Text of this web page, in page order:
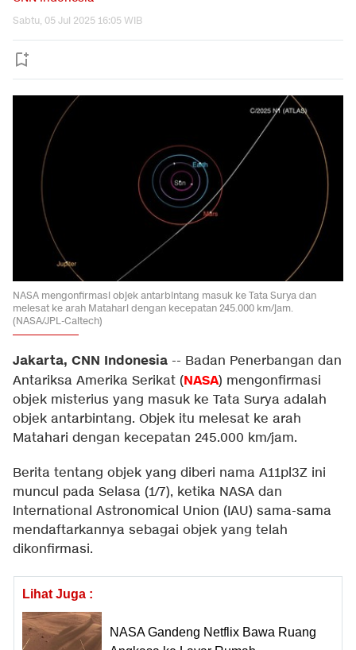
Sabtu, 05 Jul 2025 16:05 WIB
NASA mengonfirmasi objek antarbintang masuk ke Tata Surya dan
melesat ke arah Matahari dengan kecepatan 245.000 km/jam.
(NASA/JPL-Caltech)
Jakarta, CNN Indonesia -- Badan Penerbangan dan
Antariksa Amerika Serikat (NASA) mengonfirmasi
objek misterius yang masuk ke Tata Surya adalah
objek antarbintang. Objek itu melesat ke arah
Matahari dengan kecepatan 245.000 km/jam.
Berita tentang objek yang diberi nama A11pl3Z ini
muncul pada Selasa (1/7), ketika NASA dan
International Astronomical Union (IAU) sama-sama
mendaftarkannya sebagai objek yang telah
dikonfirmasi.
Lihat Juga :
NASA Gandeng Netflix Bawa Ruang